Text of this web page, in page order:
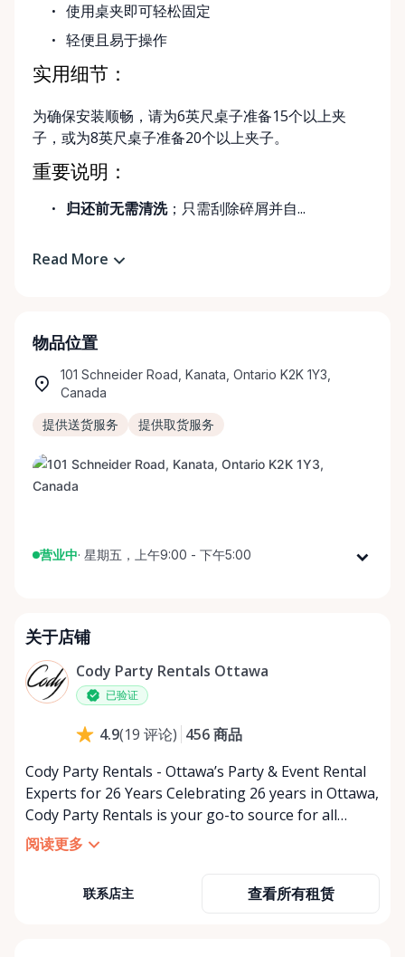
使用桌夹即可轻松固定
轻便且易于操作
实用细节：
为确保安装顺畅，请为6英尺桌子准备15个以上夹
子，或为8英尺桌子准备20个以上夹子。
重要说明：
归还前无需清洗；只需刮除碎屑并自...
Read More
物品位置
101 Schneider Road, Kanata, Ontario K2K 1Y3,
Canada
提供送货服务 提供取货服务
营业中· 星期五，上午9:00 - 下午5:00
星期三
星期四
上午9:00 - 下午5:00
星期五
关于店铺
Cody Party Rentals Ottawa
已验证
4.9(19 评论) 456商品
Cody Party Rentals - Ottawa’s Party & Event Rental
Experts for 26 Years Celebrating 26 years in Ottawa,
Cody Party Rentals is your go-to source for all
things party and event rentals. We’re proud to be a
partner of Rent Anything, expanding our offerings
At Cody Party Rentals, we believe in the power of
阅读更多
联系店主 查看所有租赁